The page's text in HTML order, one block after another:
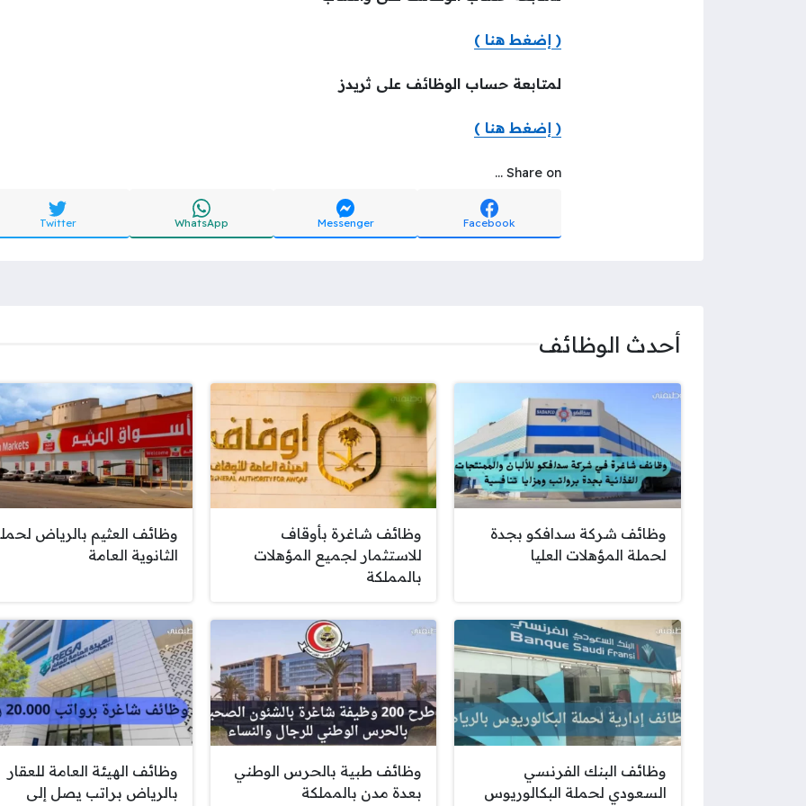
( إضغط هنا )
لمتابعة حساب الوظائف على ثريدز
( إضغط هنا )
Share on ...
Facebook
Messenger
WhatsApp
Twitter
أحدث الوظائف
وظائف شركة سدافكو بجدة
لحملة المؤهلات العليا
وظائف شاغرة بأوقاف
للاستثمار لجميع المؤهلات
بالمملكة
وظائف العثيم بالرياض
الثانوية العامة
وظائف البنك الفرنسي
السعودي لحملة البكالوريوس
وظائف طبية بالحرس الوطني
بعدة مدن بالمملكة
وظائف الهيئة العامة للعقار
بالرياض براتب يصل إلى